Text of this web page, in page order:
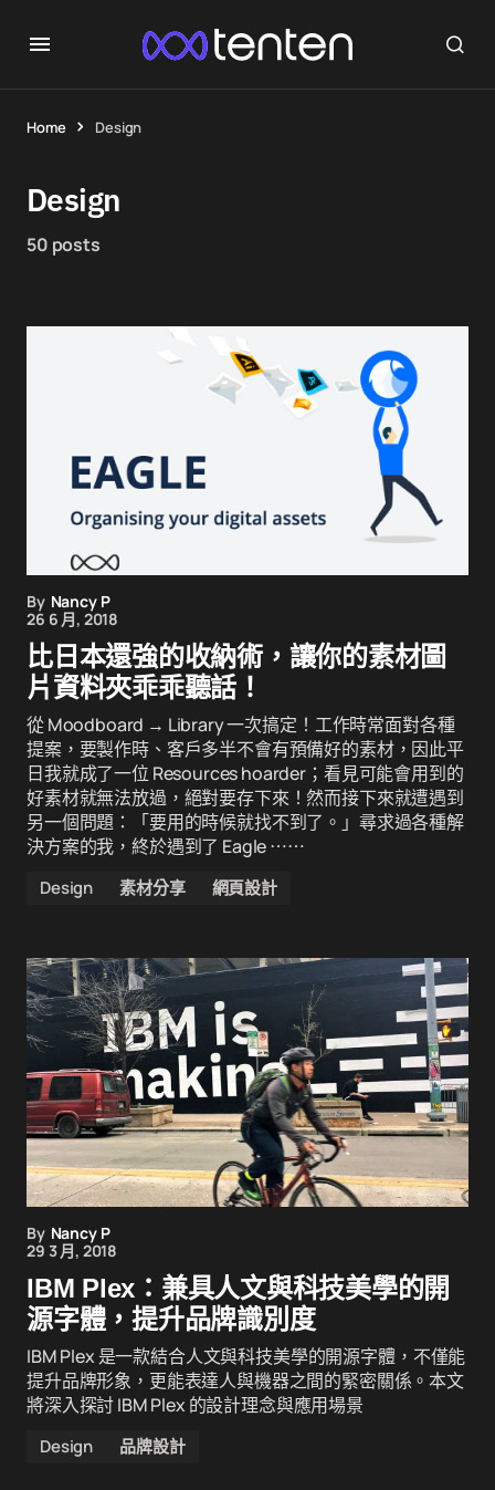
Home Design
Design
50 posts
By Nancy P
26 6 月, 2018
比日本還強的收納術，讓你的素材圖
片資料夾乖乖聽話！
從 Moodboard → Library 一次搞定！工作時常面對各種
提案，要製作時、客戶多半不會有預備好的素材，因此平
日我就成了一位 Resources hoarder；看見可能會用到的
好素材就無法放過，絕對要存下來！然而接下來就遭遇到
另一個問題：「要用的時候就找不到了。」尋求過各種解
決方案的我，終於遇到了 Eagle ⋯⋯
Design 素材分享 網頁設計
By Nancy P
29 3 月, 2018
IBM Plex：兼具人文與科技美學的開
源字體，提升品牌識別度
IBM Plex 是一款結合人文與科技美學的開源字體，不僅能
提升品牌形象，更能表達人與機器之間的緊密關係。本文
將深入探討 IBM Plex 的設計理念與應用場景
Design 品牌設計